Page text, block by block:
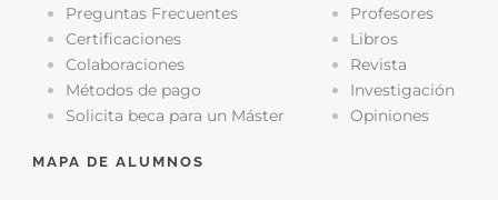
Preguntas Frecuentes
Certificaciones
Colaboraciones
Métodos de pago
Solicita beca para un Máster
Profesores
Libros
Revista
Investigación
Opiniones
MAPA DE ALUMNOS